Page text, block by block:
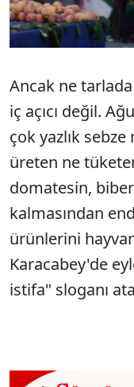
Ancak ne
iç açıcı değil.
çok yazlık
üreten ne
domatesin,
kalmasından
ürünlerini
Karacabey'de
istifa" sloganı